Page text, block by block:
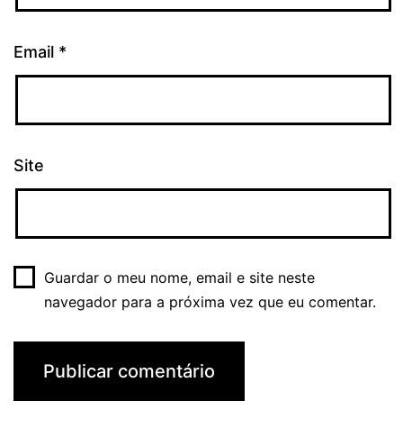
Email *
Site
Guardar o meu nome, email e site neste
navegador para a próxima vez que eu comentar.